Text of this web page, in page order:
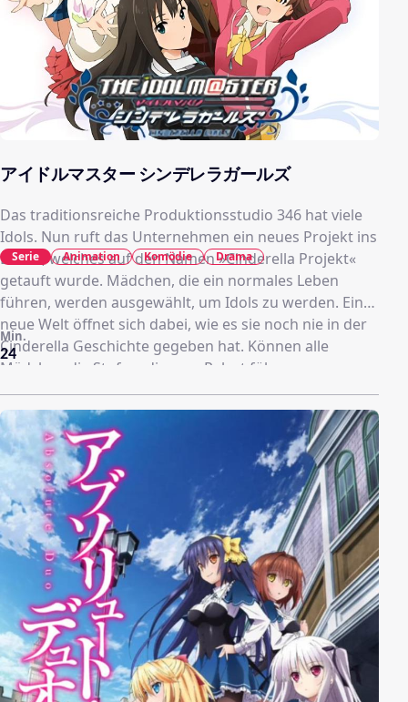
アイドルマスター シンデレラガールズ
Das traditionsreiche Produktionsstudio 346 hat viele
Idols. Nun ruft das Unternehmen ein neues Projekt ins
Leben, welches auf den Namen »Cinderella Projekt«
getauft wurde. Mädchen, die ein normales Leben
führen, werden ausgewählt, um Idols zu werden. Eine
neue Welt öffnet sich dabei, wie es sie noch nie in der
Cinderella Geschichte gegeben hat. Können alle
Mädchen die Stufen, die zum Palast führen,
erklimmen?
24
Min.
Serie Animation Komödie Drama